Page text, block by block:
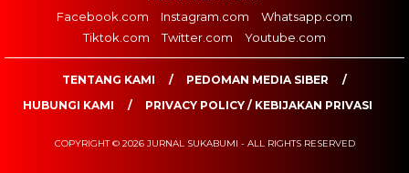
Facebook.com
Instagram.com
Whatsapp.com
Tiktok.com
Twitter.com Youtube.com
TENTANG KAMI
PEDOMAN MEDIA SIBER
HUBUNGI KAMI
PRIVACY POLICY / KEBIJAKAN PRIVASI
COPYRIGHT © 2026 JURNAL SUKABUMI - ALL RIGHTS RESERVED